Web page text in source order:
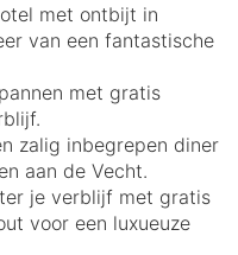
met ontbijt in
van een fantastische
met gratis
zalig inbegrepen diner
aan de Vecht.
je verblijf met gratis
voor een luxueuze